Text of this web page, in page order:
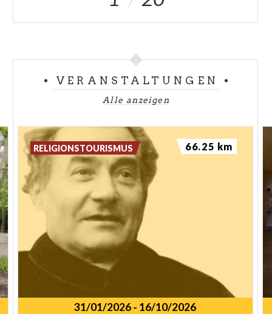
VERANSTALTUNGEN
Alle anzeigen
31/01/2026- 16/10/2026
RELIGIONSTOURISMUS 66.25 km